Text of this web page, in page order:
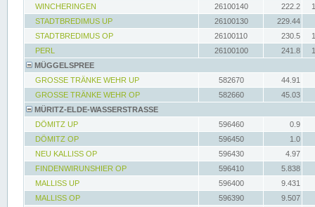
WINCHERINGEN
26100140 222.2
STADTBREDIMUS UP
26100130
229.44
STADTBREDIMUS OP
26100110 230.5
PERL
26100100 241.8
MÜGGELSPREE
GROSSE TRÄNKE WEHR UP
582670
44.91
GROSSE TRÄNKE WEHR OP
582660
45.03
MÜRITZ-ELDE-WASSERSTRASSE
DÖMITZ UP
596460
0.9
DÖMITZ OP
596450
1.0
NEU KALLISS OP
596430
4.97
FINDENWIRUNSHIER OP
596410
5.838
MALLISS UP
596400
9.431
MALLISS OP
596390
9.507